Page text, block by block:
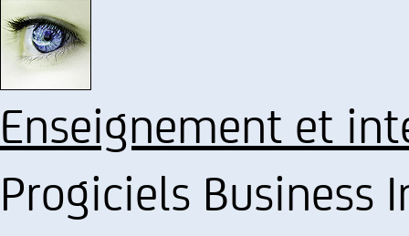
Enseignement et
Progiciels Business